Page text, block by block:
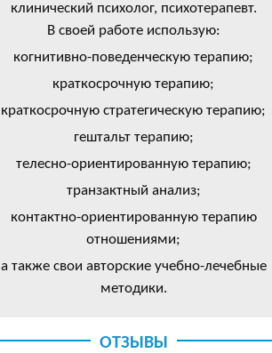
клинический психолог, психотерапевт.
В своей работе использую:
когнитивно-поведенческую терапию;
краткосрочную терапию;
краткосрочную стратегическую терапию;
гештальт терапию;
телесно-ориентированную терапию;
транзактный анализ;
контактно-ориентированную терапию
отношениями;
а также свои авторские учебно-лечебные
методики.
ОТЗЫВЫ